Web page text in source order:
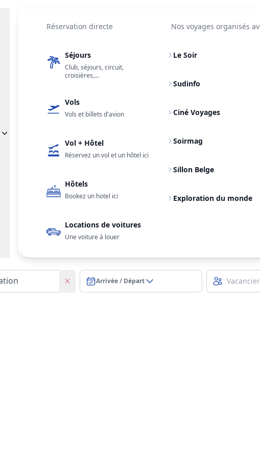
Réservation directe
Séjours
Club, séjours, circuit,
croisières,...
Vols
Vols et billets d'avion
Vol + Hôtel
Réservez un vol et un hôtel ici
Hôtels
Bookez un hotel ici
Locations de voitures
Une voiture à louer
Nos voyages organisés
Le Soir
Sudinfo
Ciné Voyages
Soirmag
Sillon Belge
Exploration du monde
Arrivée / Départ